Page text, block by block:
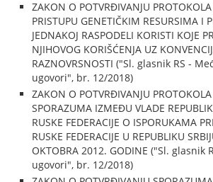
ZAKON O POTVRĐIVANJU
PRISTUPU GENETIČKIM RESURSIMA I
JEDNAKOJ RASPODELI KORISTI KOJE
NJIHOVOG KORIŠĆENJA UZ
RAZNOVRSNOSTI ("Sl. glasnik RS -
ugovori", br. 12/2018)
ZAKON O POTVRĐIVANJU
SPORAZUMA IZMEĐU VLADE
RUSKE FEDERACIJE O ISPORUKAMA
RUSKE FEDERACIJE U REPUBLIKU
OKTOBRA 2012. GODINE ("Sl. glasnik
ugovori", br. 12/2018)